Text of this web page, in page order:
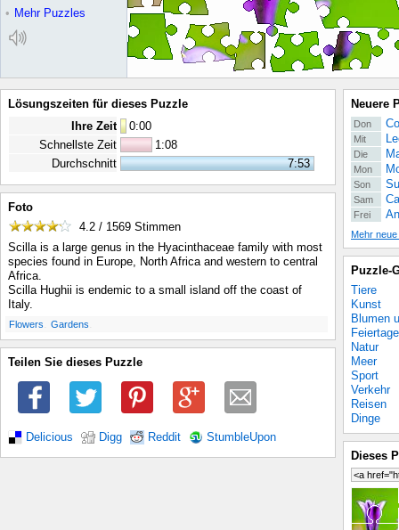
• Mehr Puzzles
Lösungszeiten für dieses Puzzle
Ihre Zeit
0:00
Schnellste Zeit
1:08
Durchschnitt
7:53
Foto
4.2 / 1569 Stimmen
Scilla is a large genus in the Hyacinthaceae family with most
species found in Europe, North Africa and western to central
Africa.
Scilla Hughii is endemic to a small island off the coast of
Italy.
Flowers Gardens
Teilen Sie dieses Puzzle
Delicious Digg Reddit StumbleUpon
Neuere
Don
Mit
Die
Mon
Son
Sam
Frei
Mehr
Puzzle-
Tiere
Kunst
Blumen
Feiertage
Natur
Meer
Sport
Verkehr
Reisen
Dinge
Dieses